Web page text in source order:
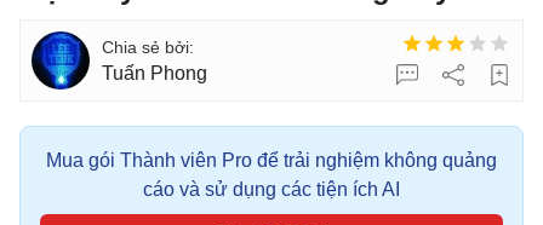
Tuấn Phong
Mua gói Thành viên Pro để trải nghiệm không quảng
cáo và sử dụng các tiện ích AI